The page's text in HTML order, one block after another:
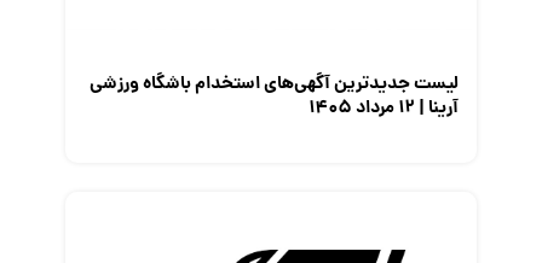
لیست جدیدترین آگهی‌های استخدام باشگاه ورزشی
آرینا | ۱۲ مرداد ۱۴۰۵